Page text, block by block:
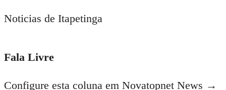
Noticias de Itapetinga
Fala Livre
Configure esta coluna em Novatopnet News →